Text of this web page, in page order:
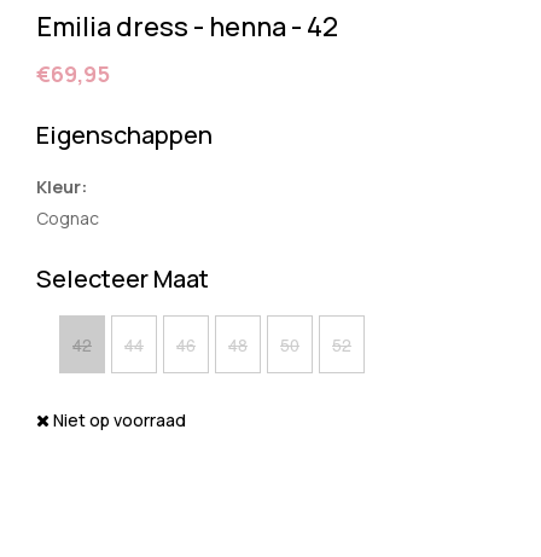
Emilia dress - henna - 42
€69,95
Eigenschappen
Kleur:
Cognac
Selecteer Maat
42 44 46 48 50 52
Niet op voorraad